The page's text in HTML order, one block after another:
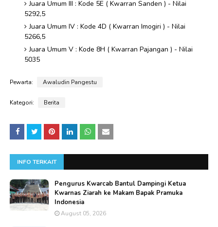
Juara Umum III : Kode 5E ( Kwarran Sanden ) - Nilai
5292,5
Juara Umum IV : Kode 4D ( Kwarran Imogiri ) - Nilai
5266,5
Juara Umum V : Kode 8H ( Kwarran Pajangan ) - Nilai
5035
Pewarta: Awaludin Pangestu
Kategori: Berita
INFO TERKAIT
Pengurus Kwarcab Bantul Dampingi Ketua
Kwarnas Ziarah ke Makam Bapak Pramuka
Indonesia
August 05, 2026